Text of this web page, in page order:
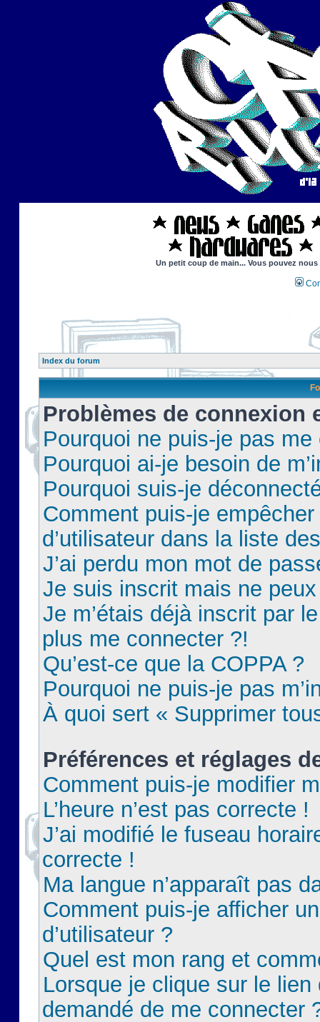
Un petit coup de main... Vous pouvez
Index du forum
Problèmes de connexion
Pourquoi ne puis-je pas
Pourquoi ai-je besoin de
Pourquoi suis-je
Comment puis-je
d’utilisateur dans la liste
J’ai perdu mon mot de
Je suis inscrit mais ne
Je m’étais déjà inscrit par
plus me connecter ?!
Qu’est-ce que la COPPA ?
Pourquoi ne puis-je pas
À quoi sert « Supprimer
Préférences et réglages
Comment puis-je modifier
L’heure n’est pas correcte !
J’ai modifié le fuseau
correcte !
Ma langue n’apparaît pas
Comment puis-je afficher
d’utilisateur ?
Quel est mon rang et
Lorsque je clique sur le lien
demandé de me connecter